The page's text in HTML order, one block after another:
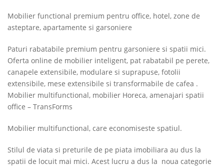
Mobilier functional premium pentru office, hotel, zone de
asteptare, apartamente si garsoniere
Paturi rabatabile premium pentru garsoniere si spatii mici.
Oferta online de mobilier inteligent, pat rabatabil pe perete,
canapele extensibile, modulare si suprapuse, fotolii
extensibile, mese extensibile si transformabile de cafea .
Mobilier multifunctional, mobilier Horeca, amenajari spatii
office – TransForms
Mobilier multifunctional, care economiseste spatiul.
Stilul de viata si preturile de pe piata imobiliara au dus la
spatii de locuit mai mici. Acest lucru a dus la noua categorie